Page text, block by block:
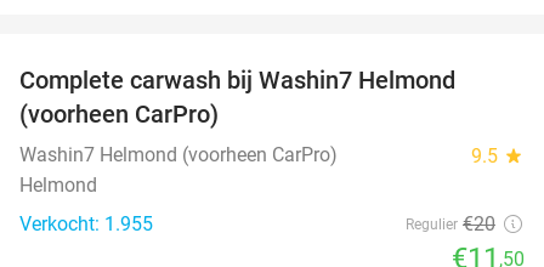
Complete carwash bij Washin7 Helmond
(voorheen CarPro)
Washin7 Helmond (voorheen CarPro) 9.5 star
Helmond
Verkocht: 1.955
Regulier €20
€11 ,50